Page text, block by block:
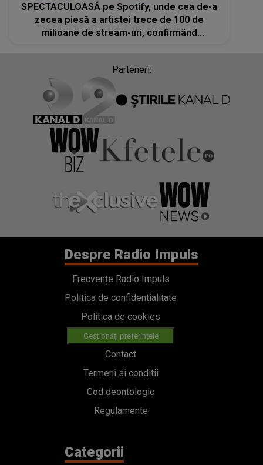
SPECTACULOASĂ pe Spotify, unde cea de-a
zecea piesă a artistei trece de 100 de
milioane de stream-uri, confirmând
Parteneri:
Despre Radio Impuls
Frecvențe Radio Impuls
Politica de confidentialitate
Politica de cookies
Gestionați preferințele
Contact
Termeni si conditii
Cod deontologic
Regulamente
Categorii